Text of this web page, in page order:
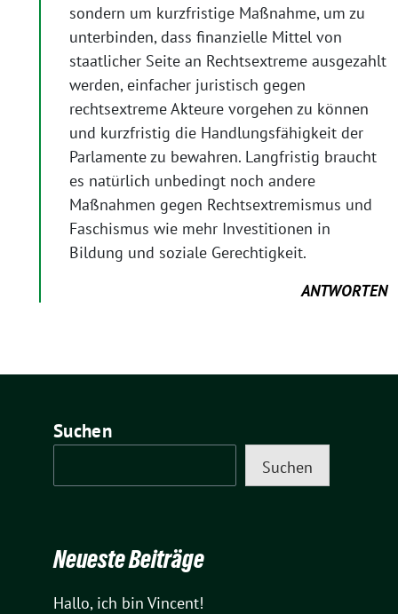
sondern um kurzfristige Maßnahme, um zu
unterbinden, dass finanzielle Mittel von
staatlicher Seite an Rechtsextreme ausgezahlt
werden, einfacher juristisch gegen
rechtsextreme Akteure vorgehen zu können
und kurzfristig die Handlungsfähigkeit der
Parlamente zu bewahren. Langfristig braucht
es natürlich unbedingt noch andere
Maßnahmen gegen Rechtsextremismus und
Faschismus wie mehr Investitionen in
Bildung und soziale Gerechtigkeit.
ANTWORTEN
Suchen
Suchen
Neueste Beiträge
Hallo, ich bin Vincent!